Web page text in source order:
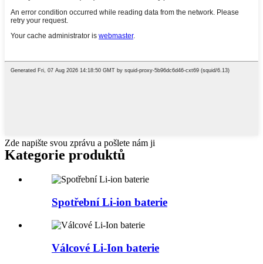
Zde napište svou zprávu a pošlete nám ji
Kategorie produktů
Spotřební Li-ion baterie
Válcové Li-Ion baterie